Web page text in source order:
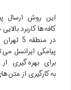
این روش ارسال
کافه ها کاربرد
در
پیامکی ایرانسل می
برای بهره گیری
به کارگیری از متن